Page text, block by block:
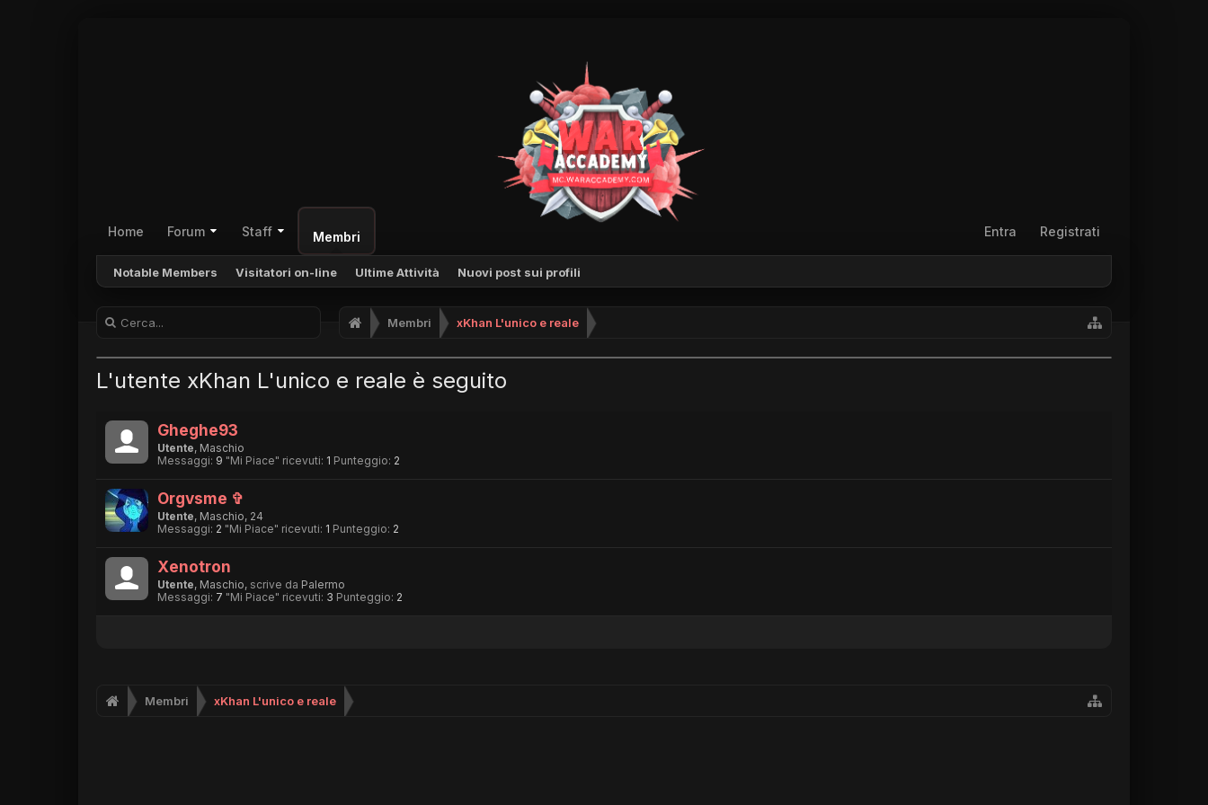
Home Forum Staff Membri
Notable Members Visitatori on-line Ultime Attività Nuovi post sui profili
Entra Registrati
Membri xKhan L'unico e reale
L'utente xKhan L'unico e reale è seguito
Gheghe93
Utente, Maschio
Messaggi: 9 "Mi Piace" ricevuti: 1 Punteggio: 2
Orgvsme ✞
Utente, Maschio, 24
Messaggi: 2 "Mi Piace" ricevuti: 1 Punteggio: 2
Xenotron
Utente, Maschio, scrive da Palermo
Messaggi: 7 "Mi Piace" ricevuti: 3 Punteggio: 2
Membri xKhan L'unico e reale